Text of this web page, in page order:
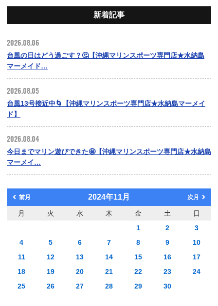
新着記事
2026.08.06
台風の日はどう過ごす？🤔【沖縄マリンスポーツ専門店★水納島
マーメイド…
2026.08.05
台風13号接近中🌀【沖縄マリンスポーツ専門店★水納島マーメイ
ド】
2026.08.04
今日までマリン遊びできた🤩【沖縄マリンスポーツ専門店★水納島
マーメイ…
前月 2024年11月 次月
月 火 水 木 金 土
日
1
2
3
4
5 6 7 8 9
10
11
12 13 14 15 16
17
18
19 20 21 22 23
24
25
26 27 28 29 30